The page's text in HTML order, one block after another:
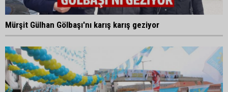
Mürşit Gülhan Gölbaşı'nı karış karış geziyor